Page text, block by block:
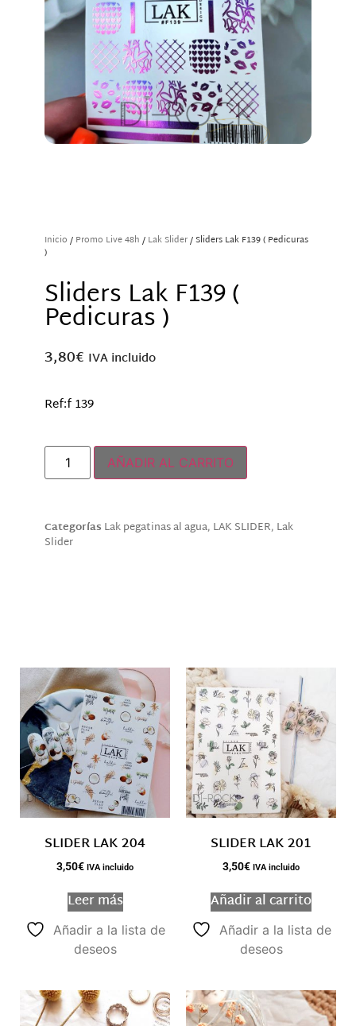
Inicio / Promo Live 48h / Lak Slider/ Sliders Lak F139 ( Pedicuras
)
Sliders Lak F139 (
Pedicuras )
3,80€ IVA incluido
Ref:f 139
AÑADIR AL CARRITO
Categorías Lak pegatinas al agua, LAK SLIDER, Lak
Slider
SLIDER LAK 204
3,50€ IVA incluido
Leer más
Añadir a la lista de
deseos
SLIDER LAK 201
3,50€ IVA incluido
Añadir al carrito
Añadir a la lista de
deseos